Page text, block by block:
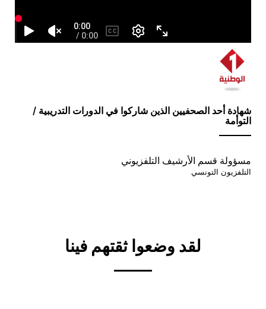
Image
Accroche
شهادة أحد الصحفيين الذين شاركوا في الدورات التدريبية /
التوأمة
Auteur
مسؤولة قسم الأرشيف التلفزيوني
Entreprise
التلفزيون التونسي
لقد وضعوا ثقتهم فينا